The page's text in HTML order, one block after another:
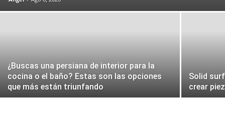
¿Buscas una persiana de interior para la
cocina o el baño? Estas son las opciones
que más están triunfando
Solid
crear